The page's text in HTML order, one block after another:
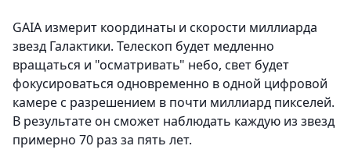
GAIA измерит координаты и скорости миллиарда
звезд Галактики. Телескоп будет медленно
вращаться и "осматривать" небо, свет будет
фокусироваться одновременно в одной цифровой
камере с разрешением в почти миллиард пикселей.
В результате он сможет наблюдать каждую из звезд
примерно 70 раз за пять лет.